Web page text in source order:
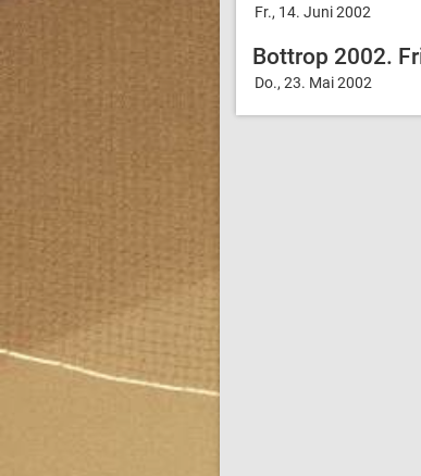
Fr., 14. Juni 2002
Bottrop 2002.
Do., 23. Mai 2002